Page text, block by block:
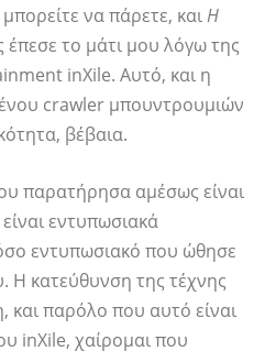
να πάρετε, καιΗ
έπεσε το μάτι μου λόγω της
inXile. Αυτό, και η
crawler μπουντρουμιών
βέβαια.
παρατήρησα αμέσως είναι
είναι εντυπωσιακά
εντυπωσιακό που ώθησε
Η κατεύθυνση της τέχνης
και παρόλο που αυτό είναι
inXile, χαίρομαι που